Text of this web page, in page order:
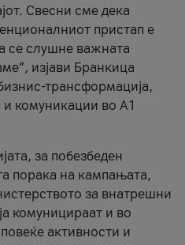
Свесни сме дека
пристап е
се слушне важната
изјави Бранкица
трансформација,
и комуникации во А1
за побезбеден
порака на кампањата,
за внатрешни
комуницираат и во
активности и